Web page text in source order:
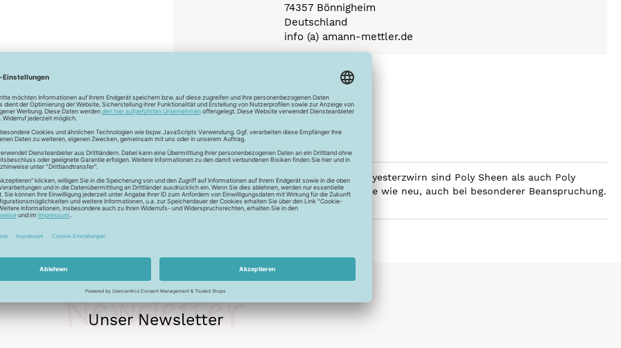
74357 Bönnigheim
Deutschland
info (a) amann-mettler.de
Lichtreflektion und glänzen deshalb besonders. Durch den trilobalen Polyesterzwirn sind Poly Sheen als auch Poly
und Vernähbarkeit. Darüber hinaus bleibt der tolle Glanz über Jahre wie neu, auch bei besonderer Beanspruchung.
Unser Newsletter
Newsletter